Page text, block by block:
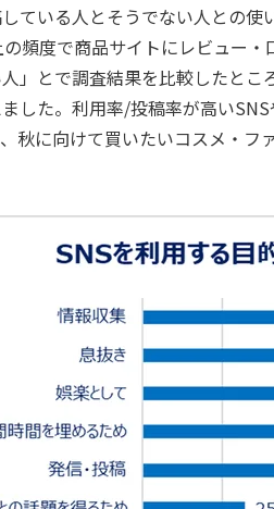
ている人とそうでない人との
の頻度で商品サイトにレビュー
」とで調査結果を比較したと
した。利用率/投稿率が高い
秋に向けて買いたいコスメ・フ